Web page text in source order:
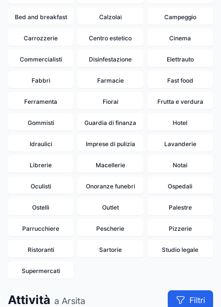
Bed and breakfast Calzolai Campeggio
Carrozzerie Centro estetico Cinema
Commercialisti Disinfestazione Elettrauto
Fabbri Farmacie Fast food
Ferramenta Fiorai Frutta e verdura
Gommisti Guardia di finanza Hotel
Idraulici Imprese di pulizia Lavanderie
Librerie Macellerie Notai
Oculisti Onoranze funebri Ospedali
Ostelli Outlet Palestre
Parrucchiere Pescherie Pizzerie
Ristoranti Sartorie Studio legale
Supermercati
Attività a Arsita Filtri
20